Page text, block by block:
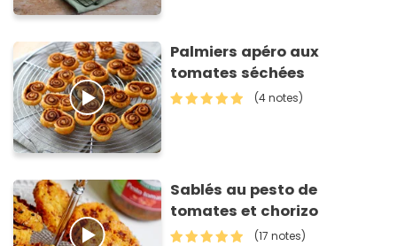
Palmiers apéro aux
tomates séchées
(4 notes)
Sablés au pesto de
tomates et chorizo
(17 notes)